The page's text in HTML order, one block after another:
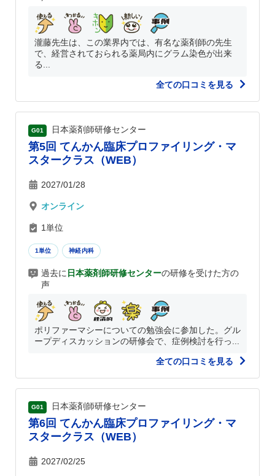
瀧藤先生は、この業界内では、有名な薬剤師の先生
で、経営されておられる薬局内にグラム染色が出来
る...
全ての口コミを見る
G01 日本薬剤師研修センター
第5回 てんかん臨床プロファイリング・マ
スタークラス（WEB）
2027/01/28
オンライン
1単位
1単位 神経内科
過去に 日本薬剤師研修センターの研修を受けた方の
声
ポリファーマシーについての勉強会に参加した。グル
ープディスカッションの研修会で、症例検討を行っ...
全ての口コミを見る
G01 日本薬剤師研修センター
第6回 てんかん臨床プロファイリング・マ
スタークラス（WEB）
2027/02/25